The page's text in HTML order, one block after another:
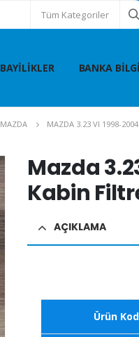
Tüm Kategoriler
BAYILIKLER BANKA
MAZDA MAZDA 3.23 VI 1998-
Mazda
Kabin
AÇIKLAMA
Ürün